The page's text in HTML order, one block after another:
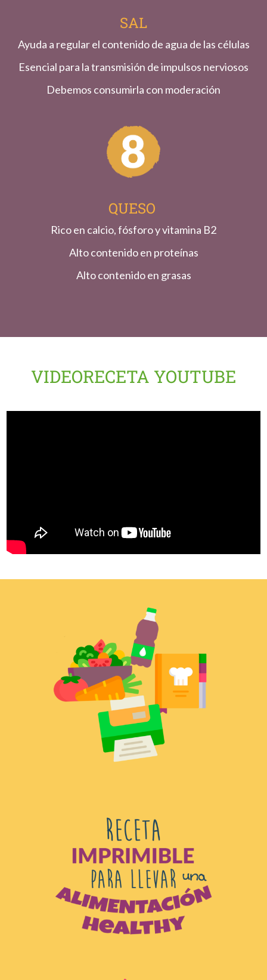
SAL
Ayuda a regular el contenido de agua de las células
Esencial para la transmisión de impulsos nerviosos
Debemos consumirla con moderación
QUESO
Rico en calcio, fósforo y vitamina B2
Alto contenido en proteínas
Alto contenido en grasas
VIDEORECETA YOUTUBE